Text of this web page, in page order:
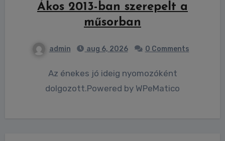
Ákos 2013-ban szerepelt a
műsorban
admin aug 6, 2026 0 Comments
Az énekes jó ideig nyomozóként
dolgozott.Powered by WPeMatico